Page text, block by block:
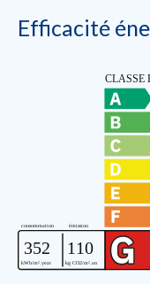
Efficacité